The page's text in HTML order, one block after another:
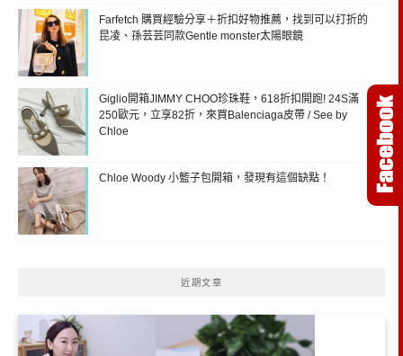
Farfetch 購買經驗分享＋折扣好物推薦，找到可以打折的
昆凌、孫芸芸同款Gentle monster太陽眼鏡
Giglio開箱JIMMY CHOO珍珠鞋，618折扣開跑! 24S滿
250歐元，立享82折，來買Balenciaga皮帶 / See by
Chloe
Chloe Woody 小籃子包開箱，發現有這個缺點！
近期文章